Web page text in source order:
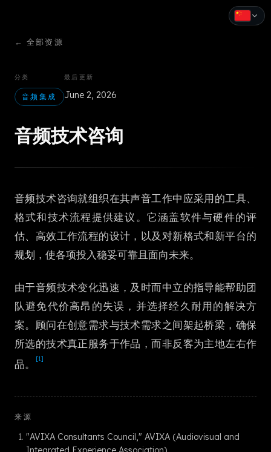
← 全部资源
分类
音频集成
最后更新
June 2, 2026
音频技术咨询
音频技术咨询就组织在其声音工作中应采用的工具、
格式和技术流程提供建议。它涵盖软件与硬件的评
估、高效工作流程的设计，以及对新格式和新平台的
规划，使各项投入稳妥可靠且面向未来。
由于音频技术变化迅速，及时而中立的指导能帮助团
队避免代价高昂的失误，并选择经久耐用的解决方
案。顾问在创意需求与技术需求之间架起桥梁，确保
所选的技术真正服务于作品，而非反客为主地左右作
品。
[1]
来源
"AVIXA Consultants Council," AVIXA (Audiovisual and
Русский
日本語